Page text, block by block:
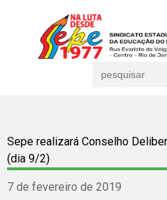
for:
Sepe realizará Conselho
(dia 9/2)
7 de fevereiro de 2019